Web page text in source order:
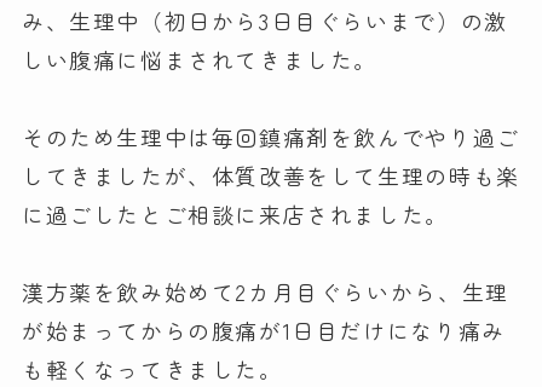
み、生理中（初日から3日目ぐらいまで）の激
しい腹痛に悩まされてきました。
そのため生理中は毎回鎮痛剤を飲んでやり過ご
してきましたが、体質改善をして生理の時も楽
に過ごしたとご相談に来店されました。
漢方薬を飲み始めて2カ月目ぐらいから、生理
が始まってからの腹痛が1日目だけになり痛み
も軽くなってきました。